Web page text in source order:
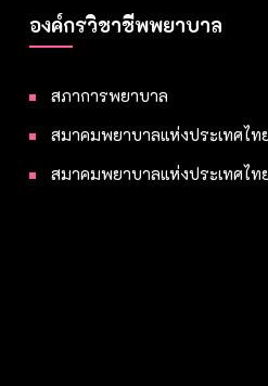
องค์กรวิชาชีพพยาบาล
สภาการพยาบาล
สมาคมพยาบาลแห่งประเทศไท
สมาคมพยาบาลแห่งประเทศไท